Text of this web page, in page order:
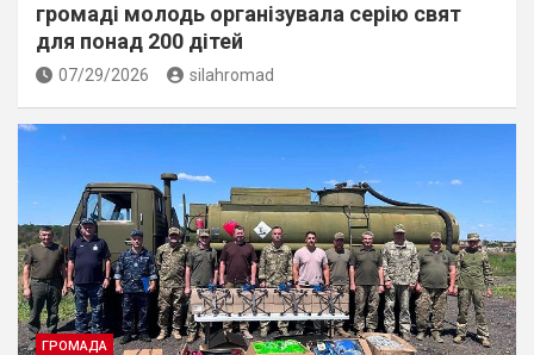
громаді молодь організувала серію свят
для понад 200 дітей
07/29/2026 silahromad
ГРОМАДА